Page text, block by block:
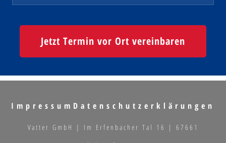
Jetzt Termin vor Ort vereinbaren
Impressum Datenschutzerklärungen
Vatter GmbH | Im Erfenbacher Tal 16 | 67661